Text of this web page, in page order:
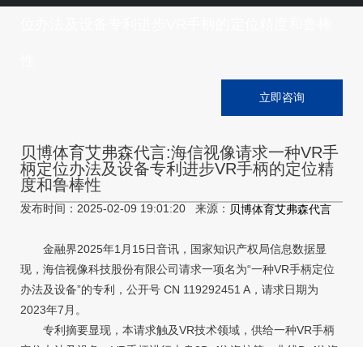
立即咨询
贝博体育艾弗森代言:海信视像请求一种VR手
柄定位办法及设备专利进步VR手柄的定位精
度和鲁棒性
发布时间：2025-02-09 19:01:20 来源： 贝博体育艾弗森代言
金融界2025年1月15日音讯，国家知识产权局信息数据显
现，海信视像科技股份有限公司请求一项名为“一种VR手柄定位
办法及设备”的专利，公开号 CN 119292451 A，请求日期为
2023年7月。
专利摘要显现，本请求触及VR技术领域，供给一种VR手柄